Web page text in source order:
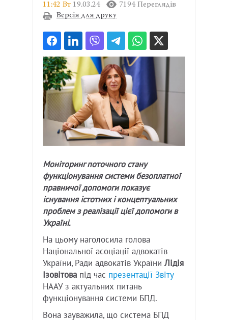
11:42 Вт 19.03.24
7194 Переглядів
Версія для друку
Моніторинг поточного стану
функціонування системи безоплатної
правничої допомоги показує
існування істотних і концептуальних
проблем з реалізації цієї допомоги в
Україні.
На цьому наголосила голова
Національної асоціації адвокатів
України, Ради адвокатів України Лідія
Ізовітова під час презентації Звіту
НААУ з актуальних питань
функціонування системи БПД.
Вона зауважила, що система БПД